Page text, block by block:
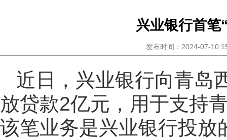
兴业银行首笔
发布时间：2024-07-10
近日，兴业银行向青岛
放贷款2亿元，用于支持
该笔业务是兴业银行投放